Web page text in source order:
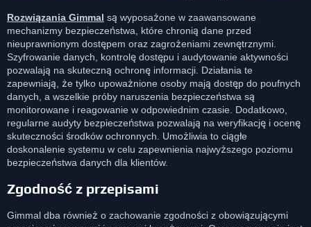
Rozwiązania Gimmal są wyposażone w zaawansowane
mechanizmy bezpieczeństwa, które chronią dane przed
nieuprawnionym dostępem oraz zagrożeniami zewnętrznymi.
Szyfrowanie danych, kontrolę dostępu i audytowanie aktywności
pozwalają na skuteczną ochronę informacji. Działania te
zapewniają, że tylko upoważnione osoby mają dostęp do poufnych
danych, a wszelkie próby naruszenia bezpieczeństwa są
monitorowane i reagowanie w odpowiednim czasie. Dodatkowo,
regularne audyty bezpieczeństwa pozwalają na weryfikację i ocenę
skuteczności środków ochronnych. Umożliwia to ciągłe
doskonalenie systemu w celu zapewnienia najwyższego poziomu
bezpieczeństwa danych dla klientów.
Zgodność z przepisami
Gimmal dba również o zachowanie zgodności z obowiązującymi